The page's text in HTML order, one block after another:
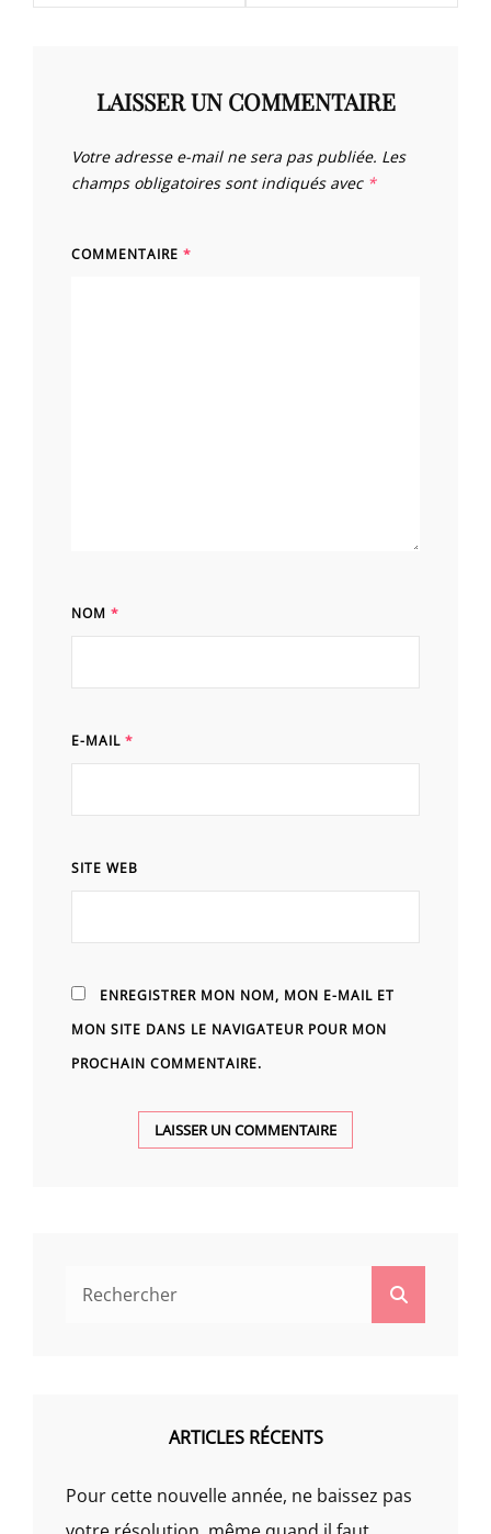
LAISSER UN COMMENTAIRE
Votre adresse e-mail ne sera pas publiée. Les
champs obligatoires sont indiqués avec *
COMMENTAIRE *
NOM *
E-MAIL *
SITE WEB
ENREGISTRER MON NOM, MON E-MAIL ET
MON SITE DANS LE NAVIGATEUR POUR MON
PROCHAIN COMMENTAIRE.
Search
Search
ARTICLES RÉCENTS
Pour cette nouvelle année, ne baissez pas